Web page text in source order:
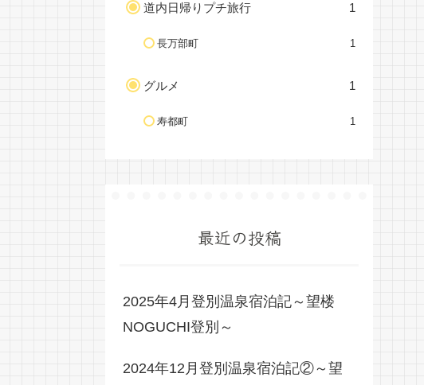
道内日帰りプチ旅行 1
長万部町 1
グルメ 1
寿都町 1
最近の投稿
2025年4月登別温泉宿泊記～望楼
NOGUCHI登別～
2024年12月登別温泉宿泊記②～望